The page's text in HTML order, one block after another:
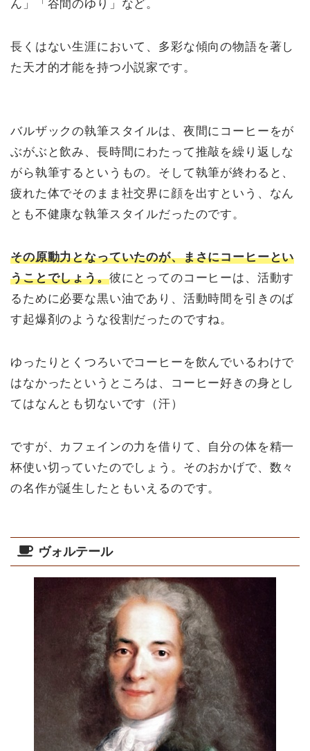
ん」「谷間のゆり」など。
長くはない生涯において、多彩な傾向の物語を著し
た天才的才能を持つ小説家です。
バルザックの執筆スタイルは、夜間にコーヒーをが
ぶがぶと飲み、長時間にわたって推敲を繰り返しな
がら執筆するというもの。そして執筆が終わると、
疲れた体でそのまま社交界に顔を出すという、なん
とも不健康な執筆スタイルだったのです。
その原動力となっていたのが、まさにコーヒーとい
うことでしょう。彼にとってのコーヒーは、活動す
るために必要な黒い油であり、活動時間を引きのば
す起爆剤のような役割だったのですね。
ゆったりとくつろいでコーヒーを飲んでいるわけで
はなかったというところは、コーヒー好きの身とし
てはなんとも切ないです（汗）
ですが、カフェインの力を借りて、自分の体を精一
杯使い切っていたのでしょう。そのおかげで、数々
の名作が誕生したともいえるのです。
ヴォルテール